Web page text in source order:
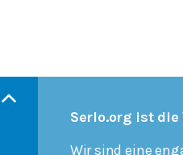
Serlo.org ist
Wir sind eine